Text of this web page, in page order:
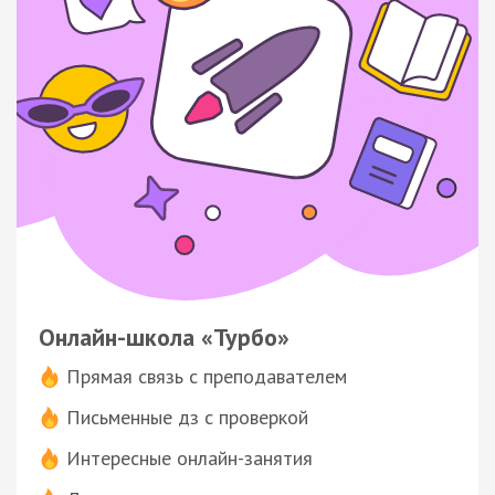
Онлайн-школа «Турбо»
Прямая связь с преподавателем
Письменные дз с проверкой
Интересные онлайн-занятия